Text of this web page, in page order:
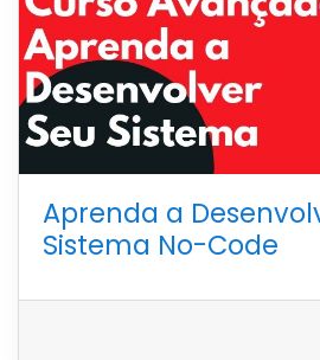
Aprenda a
Sistema No-Code